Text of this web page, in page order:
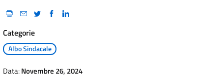
Categorie
Albo Sindacale
Data:Novembre 26, 2024